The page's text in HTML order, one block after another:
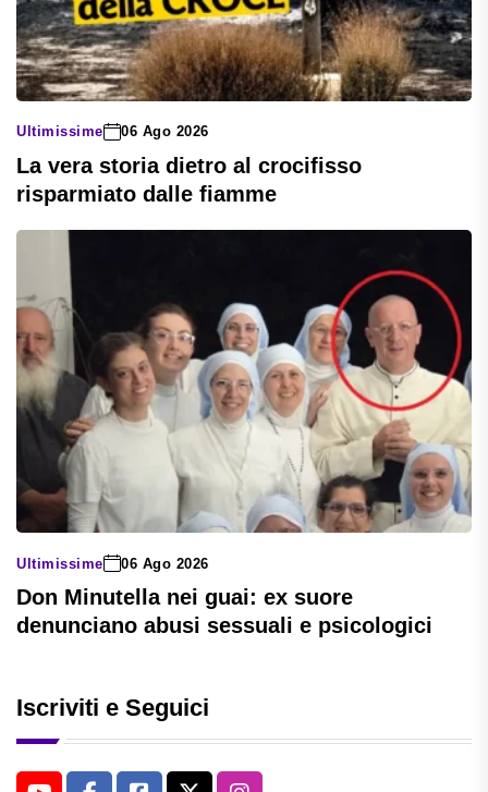
Ultimissime 06 Ago 2026
La vera storia dietro al crocifisso
risparmiato dalle fiamme
Ultimissime 06 Ago 2026
Don Minutella nei guai: ex suore
denunciano abusi sessuali e psicologici
Iscriviti e Seguici